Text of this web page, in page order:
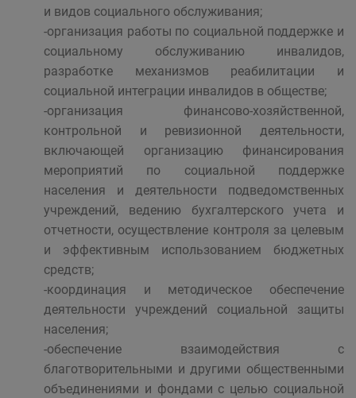
и видов социального обслуживания;
-организация работы по социальной поддержке и
социальному обслуживанию инвалидов,
разработке механизмов реабилитации и
социальной интеграции инвалидов в обществе;
-организация финансово-хозяйственной,
контрольной и ревизионной деятельности,
включающей организацию финансирования
мероприятий по социальной поддержке
населения и деятельности подведомственных
учреждений, ведению бухгалтерского учета и
отчетности, осуществление контроля за целевым
и эффективным использованием бюджетных
средств;
-координация и методическое обеспечение
деятельности учреждений социальной защиты
населения;
-обеспечение взаимодействия с
благотворительными и другими общественными
объединениями и фондами с целью социальной